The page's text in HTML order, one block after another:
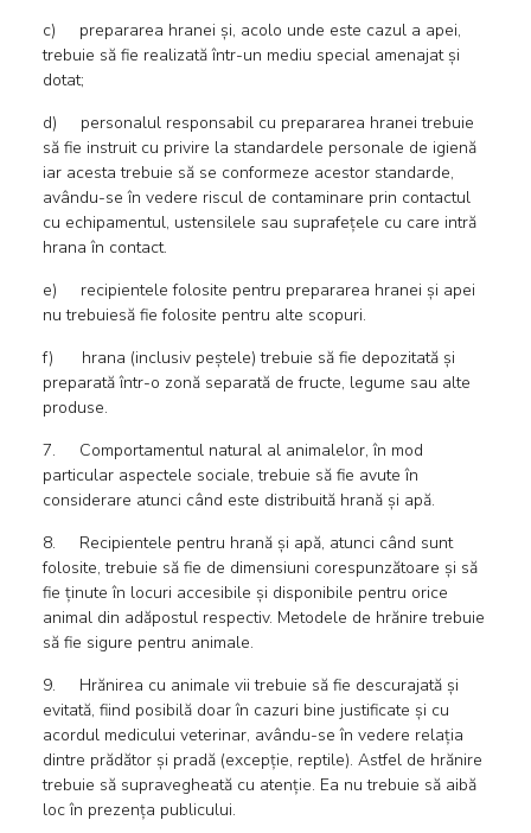
c) prepararea hranei și, acolo unde este cazul a apei,
trebuie să fie realizată într-un mediu special amenajat și
dotat;
d) personalul responsabil cu prepararea hranei trebuie
să fie instruit cu privire la standardele personale de igienă
iar acesta trebuie să se conformeze acestor standarde,
avându-se în vedere riscul de contaminare prin contactul
cu echipamentul, ustensilele sau suprafețele cu care intră
hrana în contact.
e) recipientele folosite pentru prepararea hranei și apei
nu trebuiesă fie folosite pentru alte scopuri.
f) hrana (inclusiv peștele) trebuie să fie depozitată și
preparată într-o zonă separată de fructe, legume sau alte
produse.
7. Comportamentul natural al animalelor, în mod
particular aspectele sociale, trebuie să fie avute în
considerare atunci când este distribuită hrană și apă.
8. Recipientele pentru hrană și apă, atunci când sunt
folosite, trebuie să fie de dimensiuni corespunzătoare și să
fie ținute în locuri accesibile și disponibile pentru orice
animal din adăpostul respectiv. Metodele de hrănire trebuie
să fie sigure pentru animale.
9. Hrănirea cu animale vii trebuie să fie descurajată și
evitată, fiind posibilă doar în cazuri bine justificate și cu
acordul medicului veterinar, avându-se în vedere relația
dintre prădător și pradă (excepție, reptile). Astfel de hrănire
trebuie să supravegheată cu atenție. Ea nu trebuie să aibă
loc în prezența publicului.